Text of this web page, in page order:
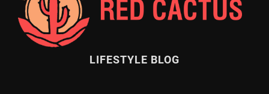
LIFESTYLE BLOG